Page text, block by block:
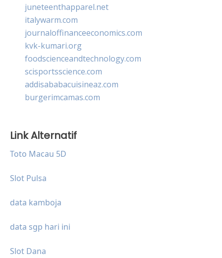
juneteenthapparel.net
italywarm.com
journaloffinanceeconomics.com
kvk-kumari.org
foodscienceandtechnology.com
scisportsscience.com
addisababacuisineaz.com
burgerimcamas.com
Link Alternatif
Toto Macau 5D
Slot Pulsa
data kamboja
data sgp hari ini
Slot Dana